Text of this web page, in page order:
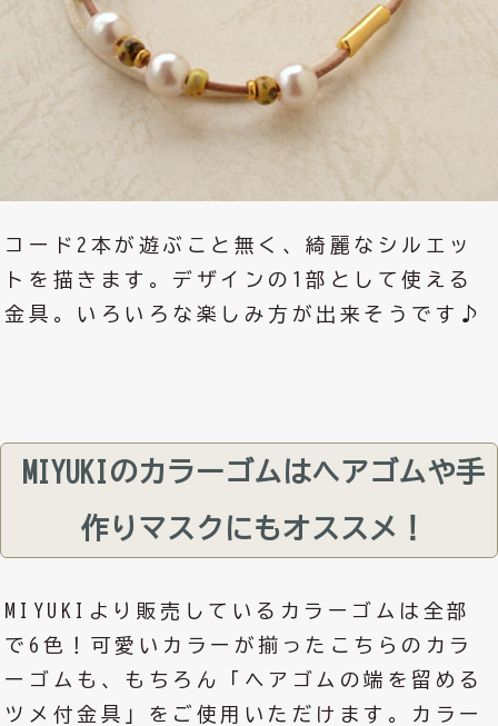
コード2本が遊ぶこと無く、綺麗なシルエッ
トを描きます。デザインの1部として使える
金具。いろいろな楽しみ方が出来そうです♪
MIYUKIのカラーゴムはヘアゴムや手
作りマスクにもオススメ！
MIYUKIより販売しているカラーゴムは全部
で6色！可愛いカラーが揃ったこちらのカラ
ーゴムも、もちろん「ヘアゴムの端を留める
ツメ付金具」をご使用いただけます。カラー